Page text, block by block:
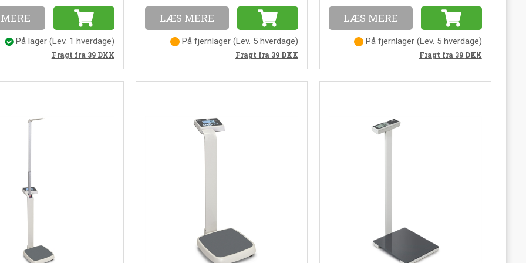
På lager (Lev. 1 hverdage)
Fragt fra 39 DKK
LÆS MERE
På fjernlager (Lev. 5 hverdage)
Fragt fra 39 DKK
LÆS MERE
På fjernlager (Lev. 5 hverdage)
Fragt fra 39 DKK